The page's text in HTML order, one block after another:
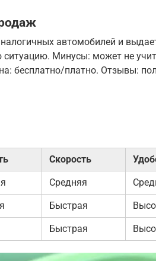
автомобилей и
Минусы: может не
бесплатно/платно. Отзывы:
Скорость
Средняя
Быстрая
Быстрая